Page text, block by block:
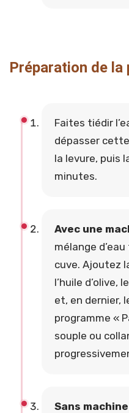
Préparation de la
Faites tiédir
dépasser
la levure, puis
minutes.
Avec une
mélange
cuve. Ajoutez
l’huile d’olive,
et, en dernier,
programme «
souple ou
Sans